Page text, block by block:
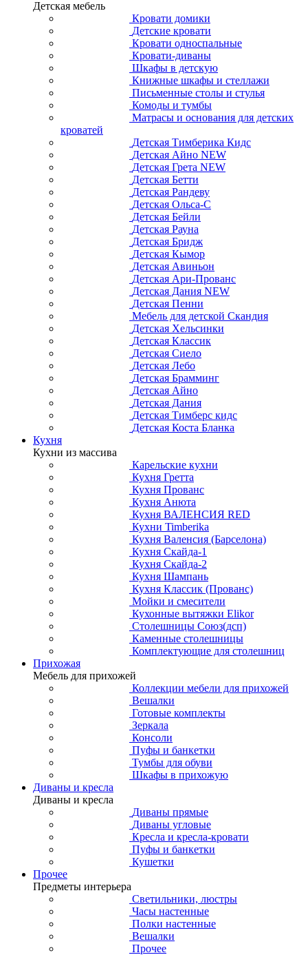
Детская мебель
Кровати домики
Детские кровати
Кровати односпальные
Кровати-диваны
Шкафы в детскую
Книжные шкафы и стеллажи
Письменные столы и стулья
Комоды и тумбы
Матрасы и основания для детских
кроватей
Детская Тимберика Кидс
Детская Айно NEW
Детская Грета NEW
Детская Бетти
Детская Рандеву
Детская Ольса-С
Детская Бейли
Детская Рауна
Детская Бридж
Детская Кымор
Детская Авиньон
Детская Ари-Прованс
Детская Дания NEW
Детская Пенни
Мебель для детской Скандия
Детская Хельсинки
Детская Классик
Детская Сиело
Детская Лебо
Детская Брамминг
Детская Айно
Детская Дания
Детская Тимберс кидс
Детская Коста Бланка
Кухня
Кухни из массива
Карельские кухни
Кухня Гретта
Кухня Прованс
Кухня Анюта
Кухня ВАЛЕНСИЯ RED
Кухни Timberika
Кухня Валенсия (Барселона)
Кухня Скайда-1
Кухня Скайда-2
Кухня Шампань
Кухня Классик (Прованс)
Мойки и смесители
Кухонные вытяжки Elikor
Столешницы Союз(дсп)
Каменные столешницы
Комплектующие для столешниц
Прихожая
Мебель для прихожей
Коллекции мебели для прихожей
Вешалки
Готовые комплекты
Зеркала
Консоли
Пуфы и банкетки
Тумбы для обуви
Шкафы в прихожую
Диваны и кресла
Диваны и кресла
Диваны прямые
Диваны угловые
Кресла и кресла-кровати
Пуфы и банкетки
Кушетки
Прочее
Предметы интерьера
Светильники, люстры
Часы настенные
Полки настенные
Вешалки
Прочее